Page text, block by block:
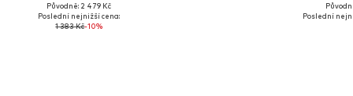
Původně: 2 479 Kč
Poslední nejnižší cena:
1 383 Kč-10%
Poslední